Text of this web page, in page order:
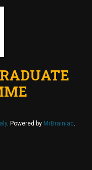
. Powered by MrBrainiac.